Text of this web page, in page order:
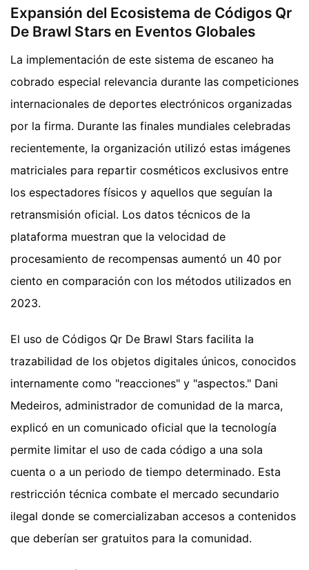
Expansión del Ecosistema de Códigos Qr
De Brawl Stars en Eventos Globales
La implementación de este sistema de escaneo ha
cobrado especial relevancia durante las competiciones
internacionales de deportes electrónicos organizadas
por la firma. Durante las finales mundiales celebradas
recientemente, la organización utilizó estas imágenes
matriciales para repartir cosméticos exclusivos entre
los espectadores físicos y aquellos que seguían la
retransmisión oficial. Los datos técnicos de la
plataforma muestran que la velocidad de
procesamiento de recompensas aumentó un 40 por
ciento en comparación con los métodos utilizados en
2023.
El uso de Códigos Qr De Brawl Stars facilita la
trazabilidad de los objetos digitales únicos, conocidos
internamente como "reacciones" y "aspectos." Dani
Medeiros, administrador de comunidad de la marca,
explicó en un comunicado oficial que la tecnología
permite limitar el uso de cada código a una sola
cuenta o a un periodo de tiempo determinado. Esta
restricción técnica combate el mercado secundario
ilegal donde se comercializaban accesos a contenidos
que deberían ser gratuitos para la comunidad.